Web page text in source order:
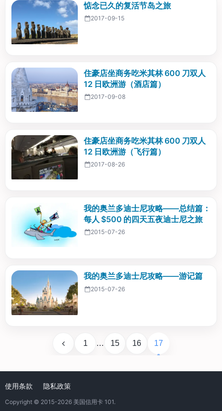
惦念已久的复活节岛之旅
2017-09-15
住豪店坐商务吃米其林 600 刀双人
12 日欧洲游（酒店篇）
2017-09-08
住豪店坐商务吃米其林 600 刀双人
12 日欧洲游（飞行篇）
2017-08-26
我的奥兰多迪士尼攻略——总结篇：
每人 $500 的四天五夜迪士尼之旅
2015-07-26
我的奥兰多迪士尼攻略——游记篇
2015-07-26
1 … 15 16 17
使用条款 隐私政策
Copyright © 2015-2026 美国信用卡 101.